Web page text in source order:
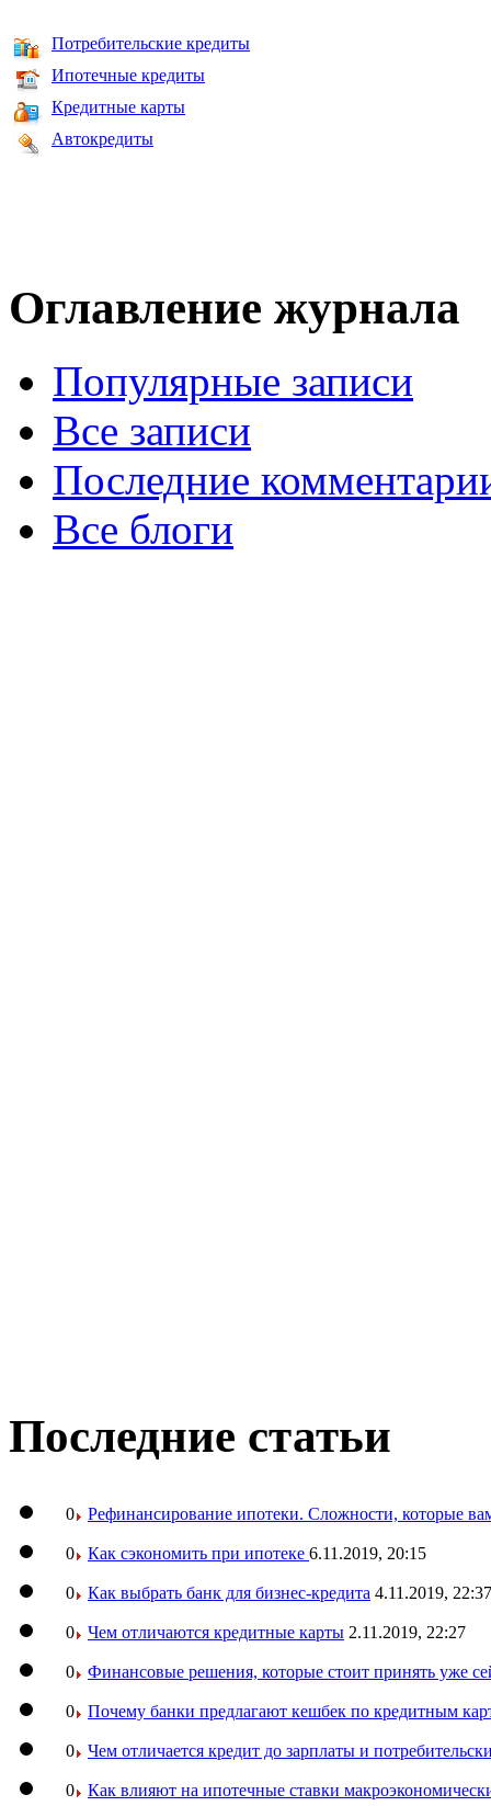
Потребительские кредиты
Ипотечные кредиты
Кредитные карты
Автокредиты
Оглавление журнала
Популярные записи
Все записи
Последние
Все блоги
Последние статьи
0 Рефинансирование ипотеки. Сложности, которые
0 Как сэкономить при ипотеке 6.11.2019, 20:15
0 Как выбрать банк для бизнес-кредита 4.11.2019, 22:37
0 Чем отличаются кредитные карты 2.11.2019, 22:27
0 Финансовые решения, которые стоит принять уже
0 Почему банки предлагают кешбек по кредитным
0 Чем отличается кредит до зарплаты и
0 Как влияют на ипотечные ставки